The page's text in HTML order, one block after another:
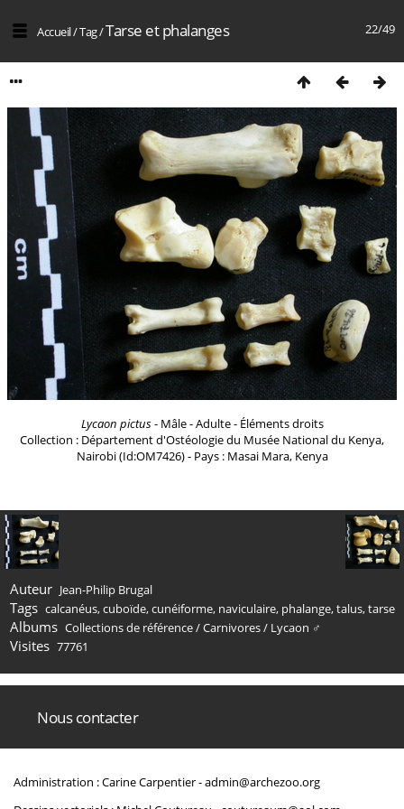
22/49
Accueil/Tag/Tarse et phalanges
Lycaon pictus- Mâle - Adulte - Éléments droits
Collection : Département d'Ostéologie du Musée National du Kenya,
Nairobi (Id:OM7426) - Pays : Masai Mara, Kenya
Auteur Jean-Philip Brugal
Tags calcanéus,cuboïde,cunéiforme, naviculaire, phalange,talus,tarse
Albums Collections de référence/Carnivores/ Lycaon ♂
Visites 77761
Nous contacter
Administration : Carine Carpentier -admin@archezoo.org